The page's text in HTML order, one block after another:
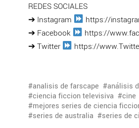
REDES SOCIALES
➔ Instagram
https://
➔ Facebook
https://
➔ Twitter
https://
analisis de farscape análisis
ciencia ficcion televisiva
cine
mejores series de ciencia
series de australia
series de